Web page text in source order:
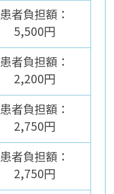
患者負担額：
5,500円
患者負担額：
2,200円
患者負担額：
2,750円
患者負担額：
2,750円